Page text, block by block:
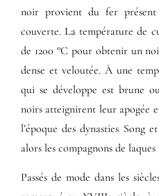
noir provient du fer
couverte. La température de
de 1200 °C pour obtenir un
dense et veloutée. À une
qui se développe est brune
noirs atteignirent leur apogée
l’époque des dynasties Song
alors les compagnons de
Passés de mode dans les